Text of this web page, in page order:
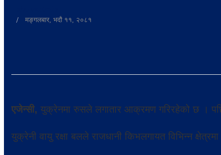
/
मङ्गलबार, भदौ ११, २०८१
एजेन्सी, युक्रेनमा रुसले लगातार आक्रमण गरिरहेको छ ।
युक्रेनी वायु रक्षा बलले राजधानी किभलगायत विभिन्न